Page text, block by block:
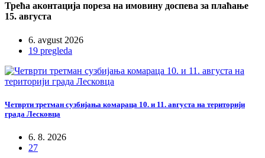
Трећа аконтација пореза на имовину доспева за плаћање
15. августа
6. avgust 2026
19 pregleda
Четврти третман сузбијања комараца 10. и 11. августа на територији
града Лесковца
6. 8. 2026
27